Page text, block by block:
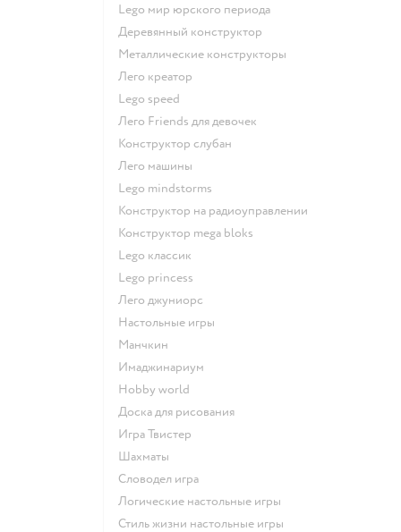
Lego мир юрского периода
Деревянный конструктор
Металлические конструкторы
Лего креатор
Lego speed
Лего Friends для девочек
Конструктор слубан
Лего машины
Lego mindstorms
Конструктор на радиоуправлении
Конструктор mega bloks
Lego классик
Lego princess
Лего джуниорс
Настольные игры
Манчкин
Имаджинариум
Hobby world
Доска для рисования
Игра Твистер
Шахматы
Словодел игра
Логические настольные игры
Стиль жизни настольные игры